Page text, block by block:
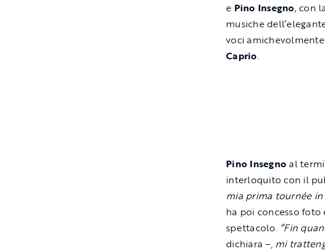
e Pino Insegno, con
musiche
voci
Caprio.
Pino Insegno al
interloquito con il
mia prima tournée in
ha poi concesso
spettacolo. “Fin
dichiara –, mi